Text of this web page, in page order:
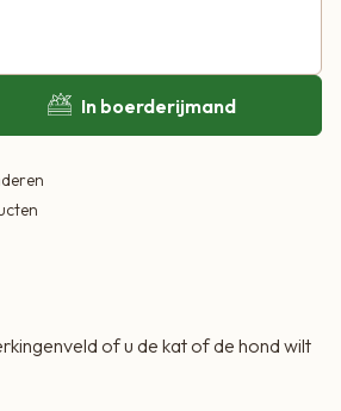
In boerderijmand
of u de kat of de hond wilt